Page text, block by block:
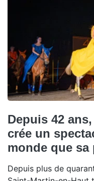
Depuis 42
crée un
monde que
Depuis plus de